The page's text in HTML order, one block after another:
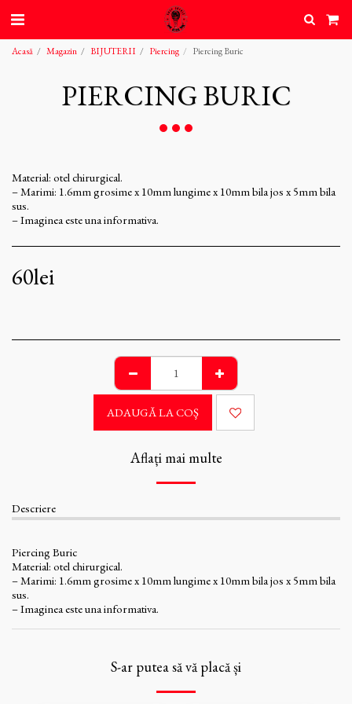
Acasă Magazin BIJUTERII Piercing Piercing Buric
PIERCING BURIC
Material: otel chirurgical.
– Marimi: 1.6mm grosime x 10mm lungime x 10mm bila jos x 5mm bila
sus.
– Imaginea este una informativa.
60lei
ADAUGĂ LA COŞ
Aflați mai multe
Descriere
Piercing Buric
Material: otel chirurgical.
– Marimi: 1.6mm grosime x 10mm lungime x 10mm bila jos x 5mm bila
sus.
– Imaginea este una informativa.
S-ar putea să vă placă și